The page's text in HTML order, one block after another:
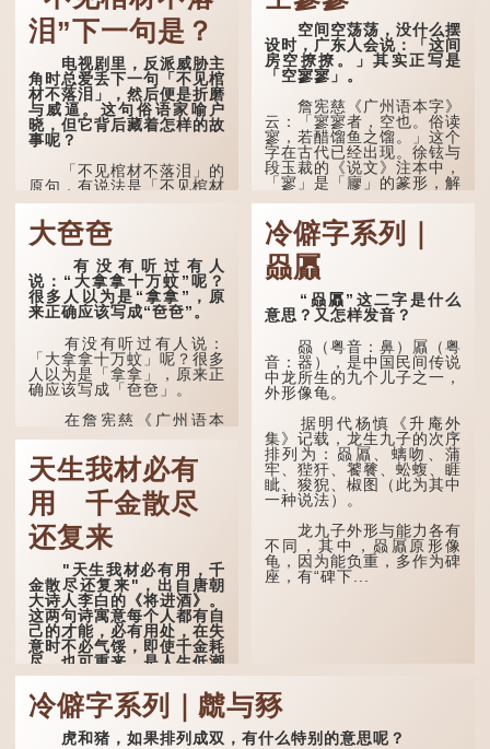
泪”下一句是？
电视剧里，反派威胁主
角时总爱丢下一句「不见棺
材不落泪」，然后便是折磨
与威逼。这句俗语家喻户
晓，但它背后藏着怎样的故
事呢？
「不见棺材不落泪」的
原句，有说法是「不见棺材
不下泪」或「不见亲棺不下
泪」，出自明朝兰陵笑笑生
所著的《金瓶梅词话》第九
十八回。原意是指人未亲眼
见到亲人棺木，便不会真正
感到悲伤；后来引申为比喻
人执迷不悟，不到彻底失
败，便不肯罢休。
许多人对这上半句耳熟
能详，但它其实还有下半句
——「不到黄河心不死」...
空间空荡荡，没什么摆
设时，广东人会说：「这间
房空撩撩。」其实正写是
「空寥寥」。
詹宪慈《广州语本字》
云：「寥寥者，空也。俗读
寥，若醋馏鱼之馏。」这个
字在古代已经出现。徐铉与
段玉裁的《说文》注本中，
「寥」是「廫」的篆形，解
·安期先生》载琊阜老人故
事，以「寥寥安期，虚质高
清」形容空虚无所事事。
唐代《艺文类聚》引晋
孙绰《表哀诗》：「寥寥空
堂，寂寂响户」...
大夿夿
有没有听过有人
说：“大拿拿十万蚊”呢？
很多人以为是“拿拿”，原
来正确应该写成“夿夿”。
有没有听过有人说：
「大拿拿十万蚊」呢？很多
人以为是「拿拿」，原来正
确应该写成「夿夿」。
在詹宪慈《广州语本
语有曰『一个银钱大夿
夿』。」
「夿」形​​容大，「一个
银钱大夿夿」，就形容金钱
数量之大了。 「大夿夿十
万蚊」，就是说十万元是一
笔大数目了。...
天生我材必有
用 千金散尽
还复来
"天生我材必有用，千
金散尽还复来"，出自唐朝
大诗人李白的《将进酒》。
这两句诗寓意每个人都有自
己的才能，必有用处，在失
意时不必气馁，即使千金耗
尽，也可重来，是人生低潮
时激励向上的名句。
原诗写道："人生得意
须尽欢，莫使金樽空对月。
天生我材必有用，千金散尽
冷僻字系列｜
赑屭
“赑屭”这二字是什么
意思？又怎样发音？
赑（粤音：鼻）屭（粤
音：器），是中国民间传说
中龙所生的九个儿子之一，
外形像龟。
据明代杨慎《升庵外
集》记载，龙生九子的次序
排列为：赑屭、螭吻、蒲
牢、狴犴、饕餮、蚣蝮、睚
眦、狻猊、椒图（此为其中
一种说法）。
龙九子外形与能力各有
不同，其中，赑屭原形像
龟，因为能负重，多作为碑
座，有“碑下...
冷僻字系列｜虤与豩
虎和猪，如果排列成双，有什么特别的意思呢？